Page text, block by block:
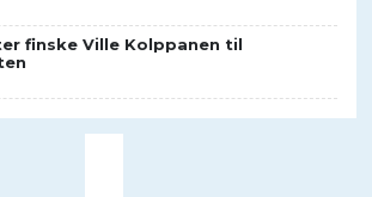
finske Ville Kolppanen til